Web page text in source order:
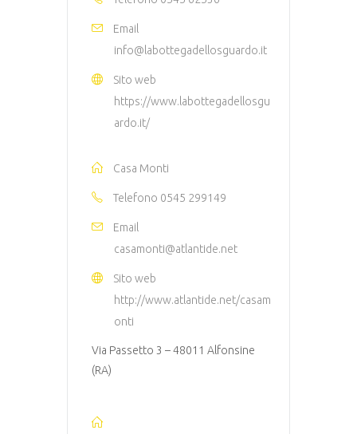
Email
info@labottegadellosguardo.it
Sito web
https://www.labottegadellosgu
ardo.it/
Casa Monti
Telefono 0545 299149
Email
casamonti@atlantide.net
Sito web
http://www.atlantide.net/casam
onti
Via Passetto 3 – 48011 Alfonsine
(RA)